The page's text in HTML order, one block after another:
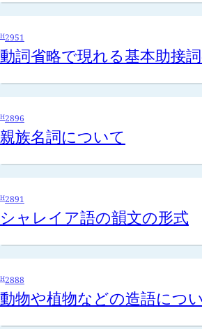
H2951
動詞省略で現れる基本助接
H2896
親族名詞について
H2891
シャレイア語の韻文の形式
H2888
動物や植物などの造語につ